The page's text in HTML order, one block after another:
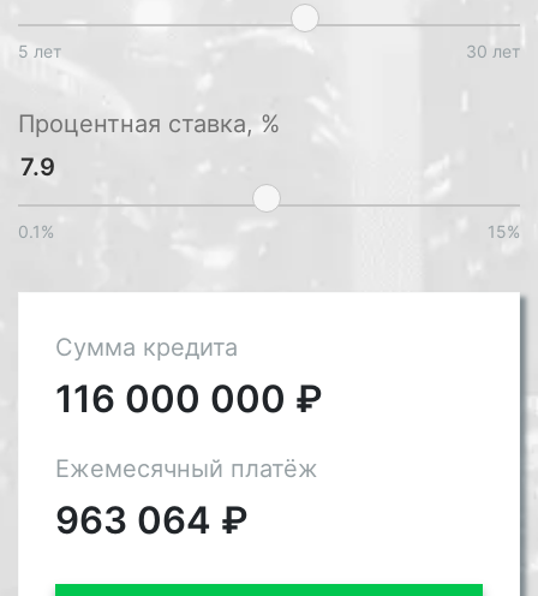
5 лет 30 лет
Процентная ставка, %
0.1% 15%
Сумма кредита
116 000 000 ₽
Ежемесячный платёж
963 064 ₽